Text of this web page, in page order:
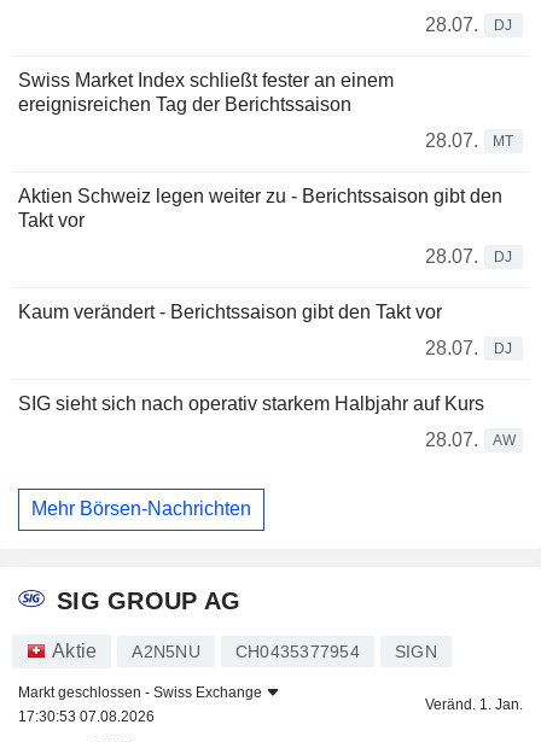
28.07.
DJ
Swiss Market Index schließt fester an einem
ereignisreichen Tag der Berichtssaison
28.07.
MT
Aktien Schweiz legen weiter zu - Berichtssaison gibt den
Takt vor
28.07.
DJ
Kaum verändert - Berichtssaison gibt den Takt vor
28.07.
DJ
SIG sieht sich nach operativ starkem Halbjahr auf Kurs
28.07.
AW
Mehr Börsen-Nachrichten
SIG GROUP AG
Aktie A2N5NU CH0435377954 SIGN
Markt geschlossen - Swiss Exchange
17:30:53 07.08.2026
Veränd. 1. Jan.